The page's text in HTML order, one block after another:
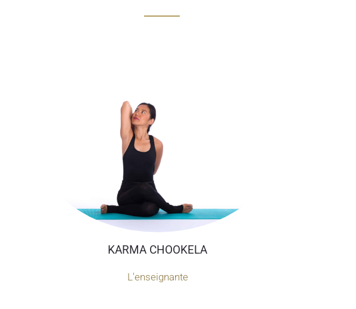
KARMA CHOOKELA
L'enseignante